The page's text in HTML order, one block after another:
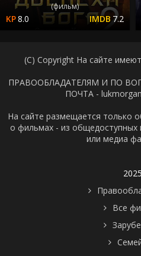
(фильм)
8.0 7.2
(C) Copyright На сайте
ПРАВООБЛАДАТЕЛЯМ И ПО
ПОЧТА -
На сайте размещается только
о фильмах - из
или медиа
2025
Все